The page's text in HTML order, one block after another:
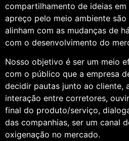
compartilhamento de ideias
apreço pelo meio ambiente
alinham com as mudanças de
com o desenvolvimento do
Nosso objetivo é ser um meio
com o público que a empresa
decidir pautas junto ao cliente,
interação entre corretores,
final do produto/serviço,
das companhias, ser um canal
oxigenação no mercado.